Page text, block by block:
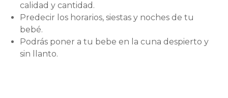
calidad y cantidad.
Predecir los horarios, siestas y noches de tu
bebé.
Podrás poner a tu bebe en la cuna despierto y
sin llanto.